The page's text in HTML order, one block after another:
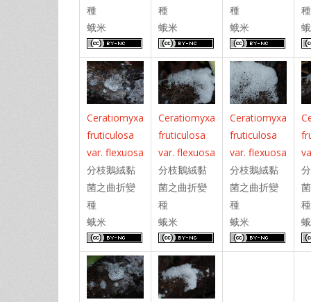
種
蛾米
種
蛾米
種
蛾米
種
Ceratiomyxa
fruticulosa
var. flexuosa
分枝鵝絨黏
菌之曲折變
種
蛾米
Ceratiomyxa
fruticulosa
var. flexuosa
分枝鵝絨黏
菌之曲折變
種
蛾米
Ceratiomyxa
fruticulosa
var. flexuosa
分枝鵝絨黏
菌之曲折變
種
蛾米
種